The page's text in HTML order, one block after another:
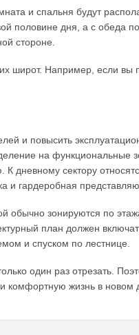
и спальня будут
половине дня, а с обеда
стороне.
широт. Например, если вы
и повысить
на функциональные
сектору
и гардеробная
обычно зонируются по
план должен
и спуском по лестнице.
один раз отрезать.
комфортную жизнь в новом